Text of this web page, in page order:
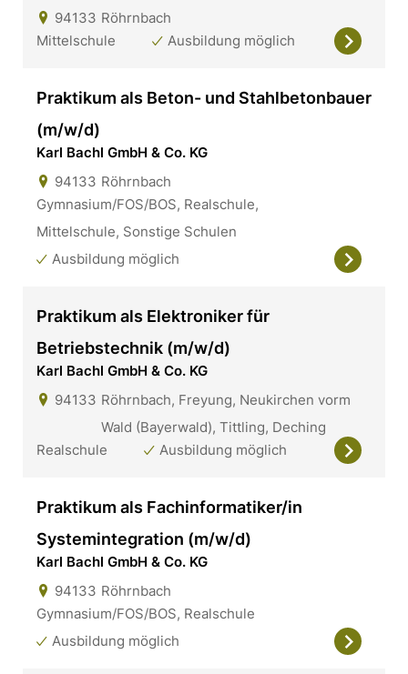
94133 Röhrnbach
Mittelschule
Ausbildung möglich
Praktikum als Beton- und Stahlbetonbauer
(m/w/d)
Karl Bachl GmbH & Co. KG
94133 Röhrnbach
Gymnasium/FOS/BOS, Realschule,
Mittelschule, Sonstige Schulen
Ausbildung möglich
Praktikum als Elektroniker für
Betriebstechnik (m/w/d)
Karl Bachl GmbH & Co. KG
94133 Röhrnbach, Freyung, Neukirchen vorm
Wald (Bayerwald), Tittling, Deching
Realschule
Ausbildung möglich
Praktikum als Fachinformatiker/in
Systemintegration (m/w/d)
Karl Bachl GmbH & Co. KG
94133 Röhrnbach
Gymnasium/FOS/BOS, Realschule
Ausbildung möglich